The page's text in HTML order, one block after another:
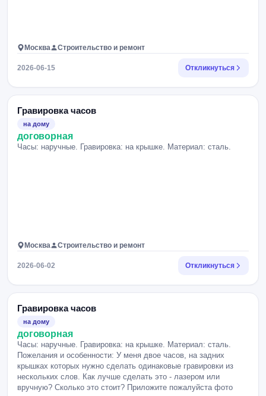
Москва Строительство и ремонт
2026-06-15 Откликнуться
Гравировка часов
на дому
договорная
Часы: наручные. Гравировка: на крышке. Материал: сталь.
Москва Строительство и ремонт
2026-06-02 Откликнуться
Гравировка часов
на дому
договорная
Часы: наручные. Гравировка: на крышке. Материал: сталь.
Пожелания и особенности: У меня двое часов, на задних
крышках которых нужно сделать одинаковые гравировки из
нескольких слов. Как лучше сделать это - лазером или
вручную? Сколько это стоит? Приложите пожалуйста фото